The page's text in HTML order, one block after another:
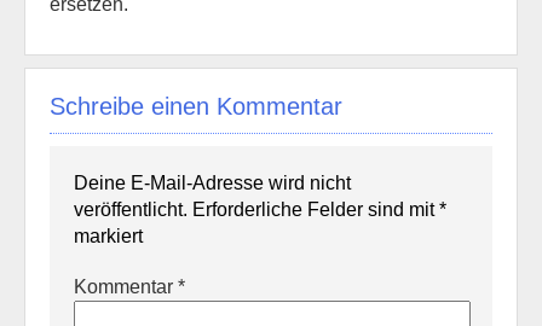
ersetzen.
Schreibe einen Kommentar
Deine E-Mail-Adresse wird nicht
veröffentlicht. Erforderliche Felder sind mit*
markiert
Kommentar *